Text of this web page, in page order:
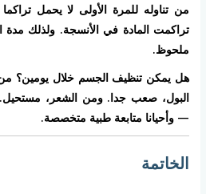
من تناوله للمرة الأولى لا يحمل
تراكمت المادة في الأنسجة. ولذلك مدة
ملحوظ.
هل يمكن تنظيف الجسم خلال يومين؟
البول، صعب جدا. ومن الشعر، مستحيل.
— وأحيانا متابعة طبية متخصصة.
الخاتمة